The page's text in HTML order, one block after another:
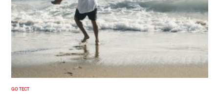
GO ТЕСТ